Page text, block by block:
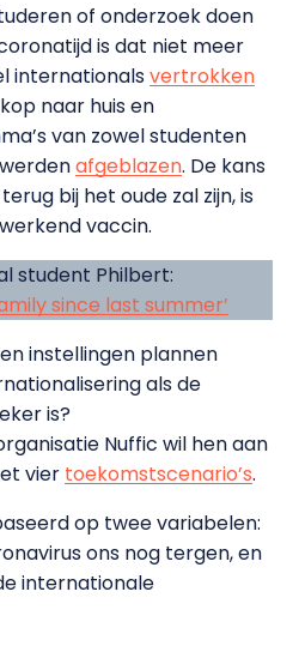
of onderzoek doen
is dat niet meer
internationalsvertrokken
naar huis en
van zowel studenten
afgeblazen. De kans
bij het oude zal zijn, is
vaccin.
student Philbert:
since last summer’
instellingen plannen
als de
is?
Nuffic wil hen aan
vier toekomstscenario’s.
op twee variabelen:
ons nog tergen, en
internationale